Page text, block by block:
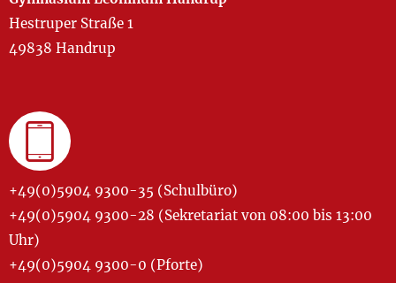
Hestruper Straße 1
49838 Handrup
+49(0)5904 9300-35 (Schulbüro)
+49(0)5904 9300-28 (Sekretariat von 08:00 bis 13:00
Uhr)
+49(0)5904 9300-0 (Pforte)